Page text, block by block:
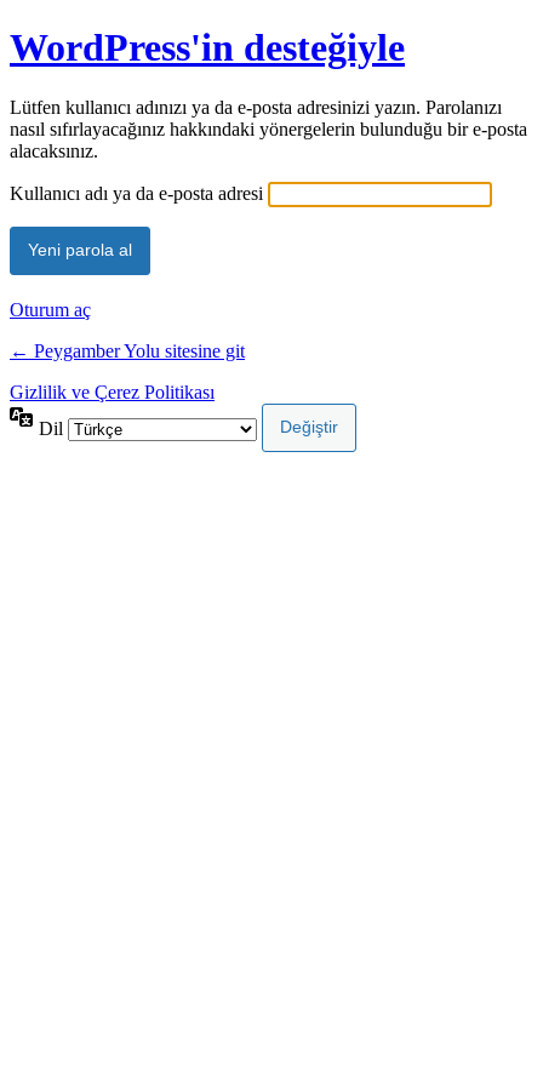
WordPress'in desteğiyle
Lütfen kullanıcı adınızı ya da e-posta adresinizi yazın. Parolanızı
nasıl sıfırlayacağınız hakkındaki yönergelerin bulunduğu bir e-posta
alacaksınız.
Kullanıcı adı ya da e-posta adresi
Oturum aç
← Peygamber Yolu sitesine git
Gizlilik ve Çerez Politikası
Dil